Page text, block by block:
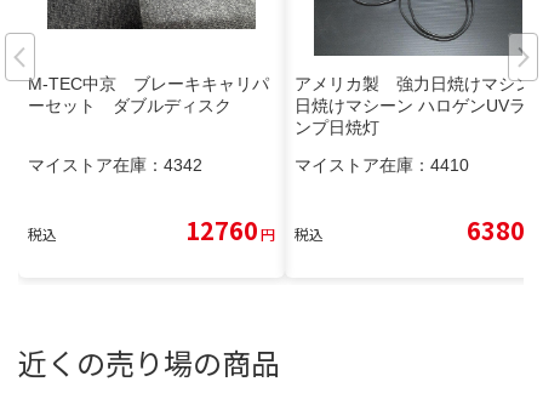
M-TEC中京 ブレーキキャリパ
ーセット ダブルディスク
マイストア在庫： 4342
税込 12760円
アメリカ製 強力日焼けマシン
日焼けマシーン ハロゲンUVラ
ンプ日焼灯
マイストア在庫： 4410
税込 6380
近くの売り場の商品